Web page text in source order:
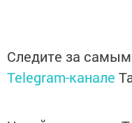
Telegram-канале